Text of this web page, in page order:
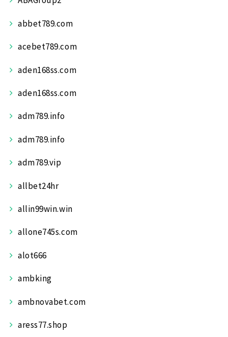
abbet789.com
acebet789.com
aden168ss.com
aden168ss.com
adm789.info
adm789.info
adm789.vip
allbet24hr
allin99win.win
allone745s.com
alot666
ambking
ambnovabet.com
aress77.shop